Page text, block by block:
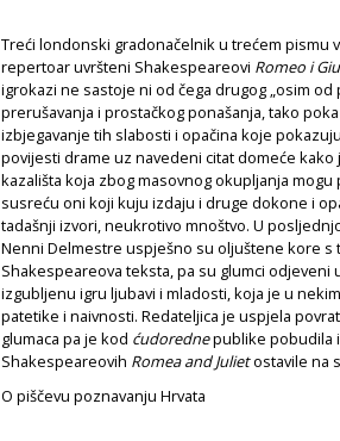
Treći londonski gradonačelnik u trećem pismu
repertoar uvršteni Shakespeareovi Romeo i
igrokazi ne sastoje ni od čega drugog „osim
prerušavanja i prostačkog ponašanja, tako
izbjegavanje tih slabosti i opačina koje
povijesti drame uz navedeni citat domeće
kazališta koja zbog masovnog okupljanja
susreću oni koji kuju izdaju i druge dokone i
tadašnji izvori, neukrotivo mnoštvo. U
Nenni Delmestre uspješno su oljuštene kore
Shakespeareova teksta, pa su glumci
izgubljenu igru ljubavi i mladosti, koja je u
patetike i naivnosti. Redateljica je uspjela
glumaca pa je kod ćudorednepublike pobudila
Shakespeareovih Romea and Julietostavile na
O piščevu poznavanju Hrvata